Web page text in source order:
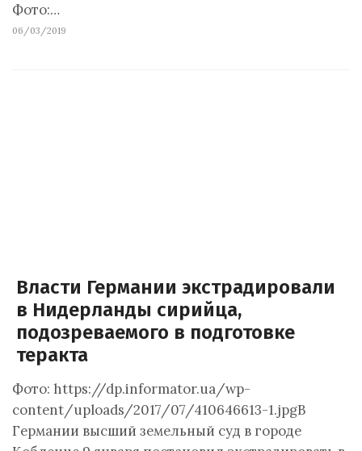
Фото:…
06/03/2019
Власти Германии экстрадировали
в Нидерланды сирийца,
подозреваемого в подготовке
теракта
Фото: https://dp.informator.ua/wp-
content/uploads/2017/07/410646613-1.jpgВ
Германии высший земельный суд в городе